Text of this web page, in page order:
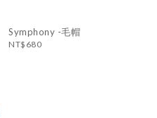
Symphony -毛帽
NT$680